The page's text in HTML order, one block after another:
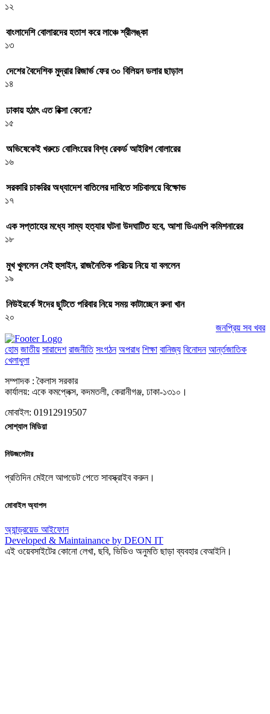
১২
বাংলাদেশি বোলারদের হতাশ করে লাঞ্চে শ্রীলঙ্কা
১৩
দেশের বৈদেশিক মুদ্রার রিজার্ভ ফের ৩০ বিলিয়ন ডলার ছাড়াল
১৪
ঢাকায় হঠাৎ এত রিক্সা কেনো?
১৫
অভিষেকেই খরুচে বোলিংয়ের বিশ্ব রেকর্ড আইরিশ বোলারের
১৬
সরকারি চাকরির অধ্যাদেশ বাতিলের দাবিতে সচিবালয়ে বিক্ষোভ
১৭
এক সপ্তাহের মধ্যে সাম্য হত্যার ঘটনা উদঘাটিত হবে, আশা ডিএমপি কমিশনারের
১৮
মুখ খুললেন সেই হুসাইন, রাজনৈতিক পরিচয় নিয়ে যা বললেন
১৯
নিউইয়র্কে ঈদের ছুটিতে পরিবার নিয়ে সময় কাটাচ্ছেন রুনা খান
২০
জনপ্রিয় সব খবর
হোম জাতীয় সারাদেশ রাজনীতি সংগঠন অপরাধ শিক্ষা বানিজ্য বিনোদন আর্ন্তজাতিক
খেলাধুলা
সম্পাদক : কৈলাস সরকার
কার্যালয়: একে কমপ্লেক্স, কদমতলী, কেরানীগঞ্জ, ঢাকা-১৩১০।
মোবাইল: 01912919507
সোশ্যাল মিডিয়া
নিউজলেটার
প্রতিদিন মেইলে আপডেট পেতে সাবস্ক্রাইব করুন।
মোবাইল অ্যাপস
অ্যান্ড্রয়েড আইফোন
Developed & Maintainance by DEON IT
এই ওয়েবসাইটের কোনো লেখা, ছবি, ভিডিও অনুমতি ছাড়া ব্যবহার বেআইনি।